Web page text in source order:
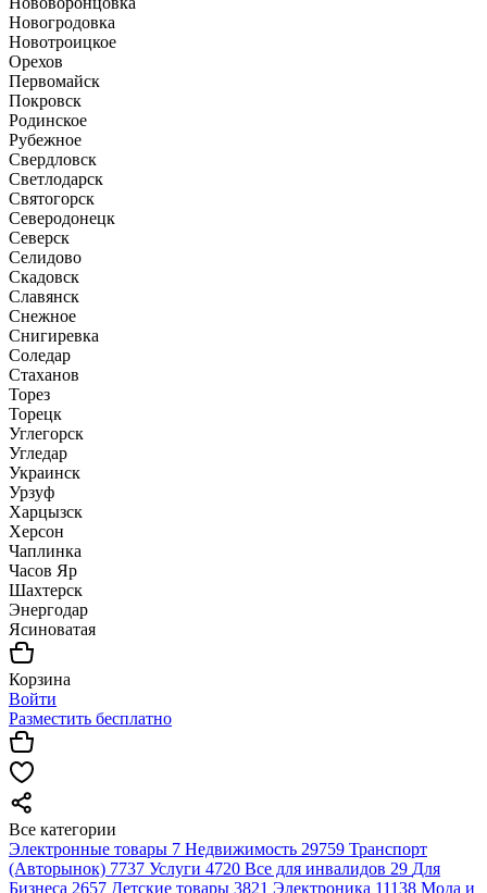
Новогродовка
Новотроицкое
Орехов
Первомайск
Покровск
Родинское
Рубежное
Свердловск
Светлодарск
Святогорск
Северодонецк
Северск
Селидово
Скадовск
Славянск
Снежное
Снигиревка
Соледар
Стаханов
Торез
Торецк
Углегорск
Угледар
Украинск
Урзуф
Харцызск
Херсон
Чаплинка
Часов Яр
Шахтерск
Энергодар
Ясиноватая
Корзина
Войти
Разместить бесплатно
Все категории
Электронные товары 7 Недвижимость 29759 Транспорт
(Авторынок) 7737 Услуги 4720 Все для инвалидов 29 Для
Бизнеса 2657 Детские товары 3821 Электроника 11138 Мода и